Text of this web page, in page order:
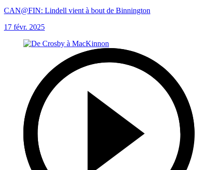
CAN@FIN: Lindell vient à bout de Binnington
17 févr. 2025